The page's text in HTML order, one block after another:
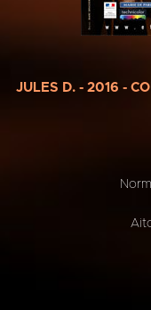
JULES D. - 2016 -